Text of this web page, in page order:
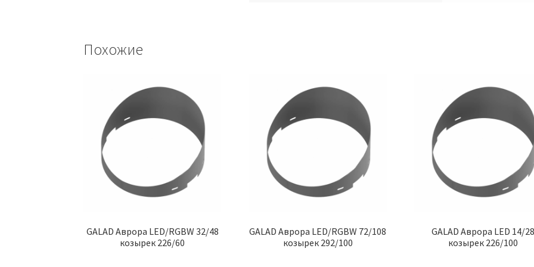
Похожие
GALAD Аврора LED/RGBW 32/48
козырек 226/60
GALAD Аврора LED/RGBW 72/108
козырек 292/100
GALAD Аврора LED 14/
козырек 226/100